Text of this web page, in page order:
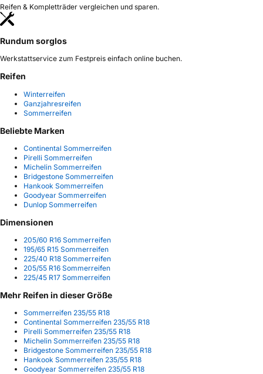
Reifen & Kompletträder vergleichen und sparen.
Rundum sorglos
Werkstattservice zum Festpreis einfach online buchen.
Reifen
Winterreifen
Ganzjahresreifen
Sommerreifen
Beliebte Marken
Continental Sommerreifen
Pirelli Sommerreifen
Michelin Sommerreifen
Bridgestone Sommerreifen
Hankook Sommerreifen
Goodyear Sommerreifen
Dunlop Sommerreifen
Dimensionen
205/60 R16 Sommerreifen
195/65 R15 Sommerreifen
225/40 R18 Sommerreifen
205/55 R16 Sommerreifen
225/45 R17 Sommerreifen
Mehr Reifen in dieser Größe
Sommerreifen 235/55 R18
Continental Sommerreifen 235/55 R18
Pirelli Sommerreifen 235/55 R18
Michelin Sommerreifen 235/55 R18
Bridgestone Sommerreifen 235/55 R18
Hankook Sommerreifen 235/55 R18
Goodyear Sommerreifen 235/55 R18